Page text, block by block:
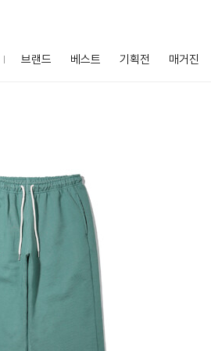
브랜드 베스트 기획전 매거진